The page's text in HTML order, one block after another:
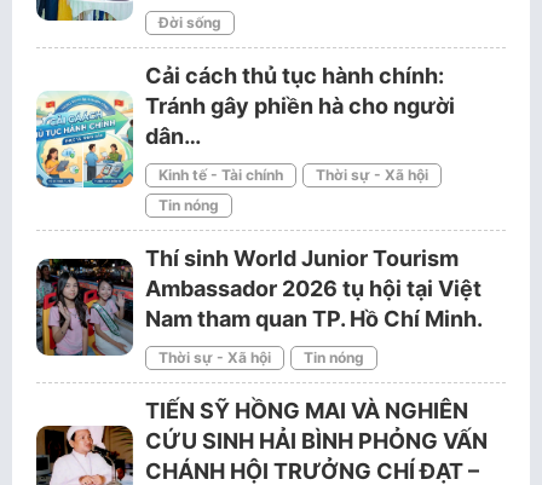
Đời sống
Cải cách thủ tục hành chính:
Tránh gây phiền hà cho người
dân…
Kinh tế - Tài chính
Thời sự - Xã hội
Tin nóng
Thí sinh World Junior Tourism
Ambassador 2026 tụ hội tại Việt
Nam tham quan TP. Hồ Chí Minh.
Thời sự - Xã hội Tin nóng
TIẾN SỸ HỒNG MAI VÀ NGHIÊN
CỨU SINH HẢI BÌNH PHỎNG VẤN
CHÁNH HỘI TRƯỞNG CHÍ ĐẠT –